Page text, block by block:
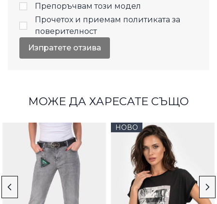
Препоръчвам този модел
Прочетох и приемам политиката за
поверителност
Изпратете отзива
МОЖЕ ДА ХАРЕСАТЕ СЪЩО
НОВО